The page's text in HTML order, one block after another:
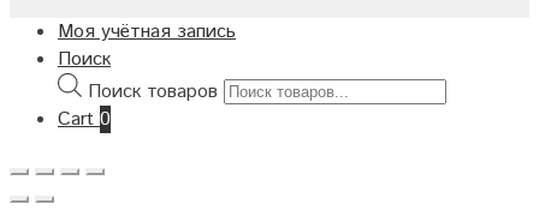
Моя учётная запись
Поиск
Поиск товаров
Cart0